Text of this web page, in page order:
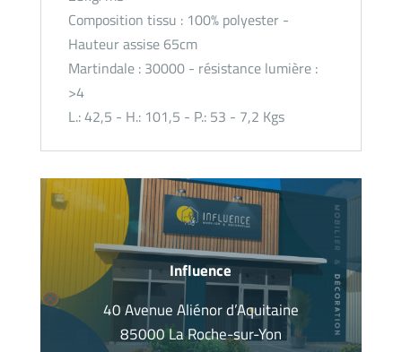
Composition tissu : 100% polyester -
Hauteur assise 65cm
Martindale : 30000 - résistance lumière :
>4
L.: 42,5 - H.: 101,5 - P.: 53 - 7,2 Kgs
Influence
40 Avenue Aliénor d’Aquitaine
85000 La Roche-sur-Yon